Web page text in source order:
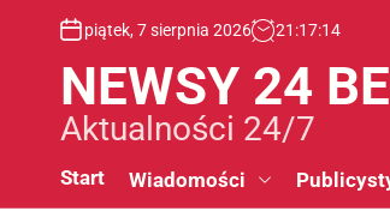
piątek, 7 sierpnia 2026 21 :17:15
NEWSY 24
Aktualności 24/7
Start Wiadomości